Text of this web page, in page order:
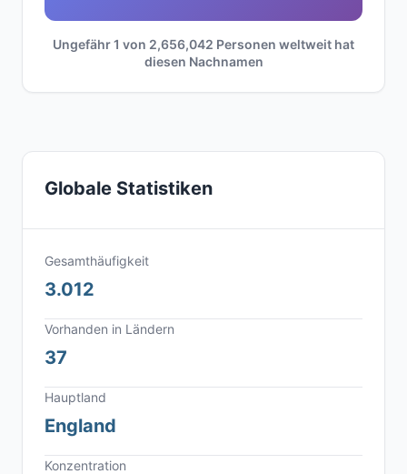
Ungefähr 1 von 2,656,042 Personen weltweit hat
diesen Nachnamen
Globale Statistiken
Gesamthäufigkeit
3.012
Vorhanden in Ländern
37
Hauptland
England
Konzentration